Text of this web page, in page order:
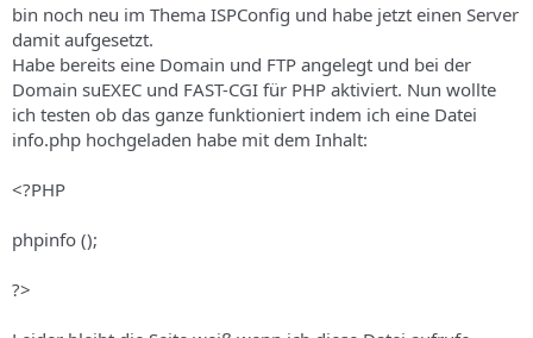
s
T
h
e
m
a
s
d
a
t
u
m
bin noch neu im Thema ISPConfig und habe jetzt einen Server
damit aufgesetzt.
Habe bereits eine Domain und FTP angelegt und bei der
Domain suEXEC und FAST-CGI für PHP aktiviert. Nun wollte
ich testen ob das ganze funktioniert indem ich eine Datei
info.php hochgeladen habe mit dem Inhalt:
<?PHP
phpinfo ();
?>